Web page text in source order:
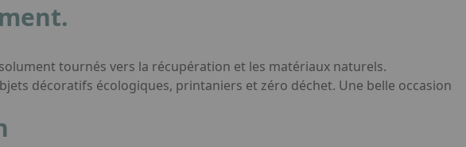
tournés vers la récupération et les matériaux naturels.
décoratifs écologiques, printaniers et zéro déchet. Une belle occasion